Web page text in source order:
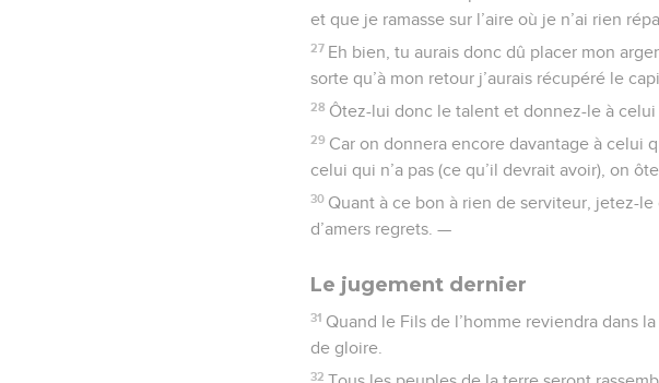
et que je ramasse sur l’aire où je n’ai rien
27 Eh bien, tu aurais donc dû placer mon
sorte qu’à mon retour j’aurais récupéré le
28 Ôtez-lui donc le talent et donnez-le à celui
29 Car on donnera encore davantage à celui
celui qui n’a pas (ce qu’il devrait avoir), on
30 Quant à ce bon à rien de serviteur, jetez-
d’amers regrets. —
Le jugement dernier
31 Quand le Fils de l’homme reviendra dans
de gloire.
32